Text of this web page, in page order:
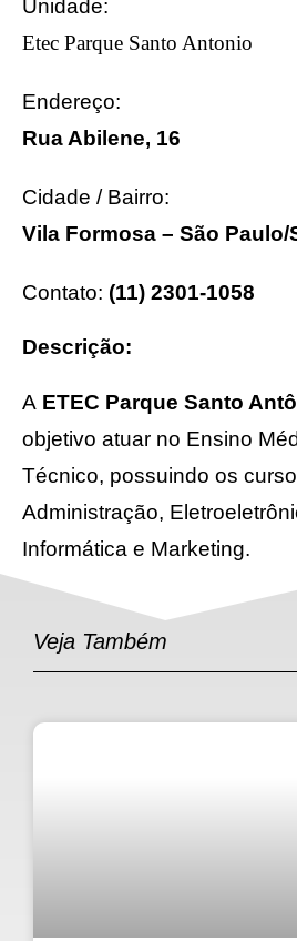
Unidade:
Etec Parque Santo Antonio
Endereço:
Rua Abilene, 16
Cidade / Bairro:
Vila Formosa – São Paulo/
Contato: (11) 2301-1058
Descrição:
A ETEC Parque Santo
objetivo atuar no Ensino
Técnico, possuindo os
Administração,
Informática e Marketing.
[xyz-ips snippet="galeria"]
Veja Também